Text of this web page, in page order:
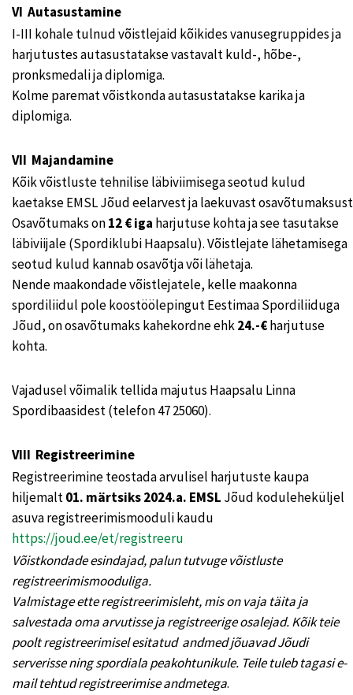
VI Autasustamine
I-III kohale tulnud võistlejaid kõikides vanusegruppides ja
harjutustes autasustatakse vastavalt kuld-, hõbe-,
pronksmedali ja diplomiga.
Kolme paremat võistkonda autasustatakse karika ja
diplomiga.
VII Majandamine
Kõik võistluste tehnilise läbiviimisega seotud kulud
kaetakse EMSL Jõud eelarvest ja laekuvast
Osavõtumaks on12 € iga harjutuse kohta ja see tasutakse
läbiviijale (Spordiklubi Haapsalu). Võistlejate lähetamisega
seotud kulud kannab osavõtja või lähetaja.
Nende maakondade võistlejatele, kelle maakonna
spordiliidul pole koostöölepingut Eestimaa Spordiliiduga
Jõud, on osavõtumaks kahekordne ehk24.-€harjutuse
kohta.
Vajadusel võimalik tellida majutus Haapsalu Linna
Spordibaasidest (telefon 47 25060).
VIII Registreerimine
Registreerimine teostada arvulisel harjutuste kaupa
hiljemalt01. märtsiks2024.a. EMSL Jõud koduleheküljel
asuva registreerimismooduli kaudu
https://joud.ee/et/registreeru
Võistkondade esindajad, palun tutvuge võistluste
registreerimismooduliga.
Valmistage ette registreerimisleht, mis on vaja täita ja
salvestada oma arvutisse ja registreerige osalejad. Kõik teie
poolt registreerimisel esitatud andmed jõuavad Jõudi
serverisse ning spordiala peakohtunikule. Teile tuleb tagasi e-
mail tehtud registreerimise andmetega.